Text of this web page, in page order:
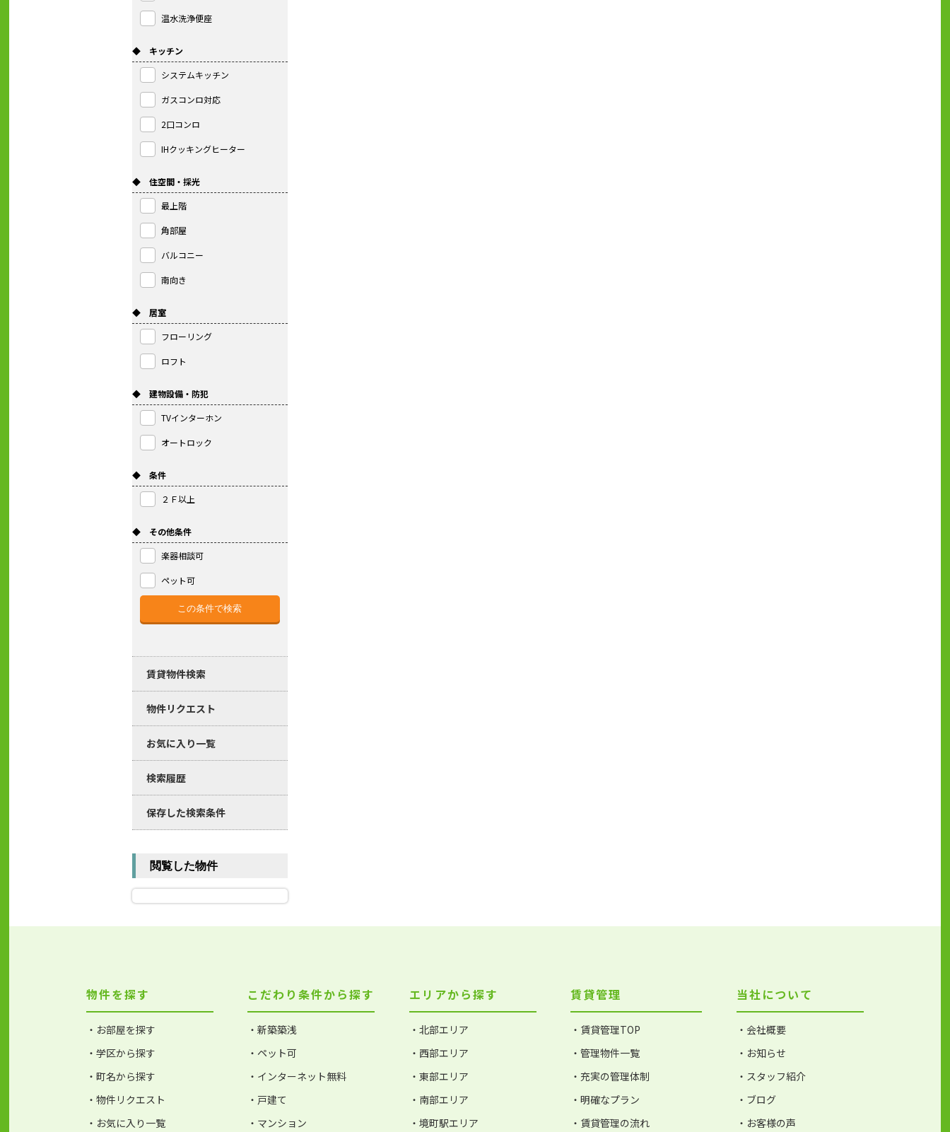
温水洗浄便座
◆ キッチン
システムキッチン
ガスコンロ対応
2口コンロ
IHクッキングヒーター
◆ 住空間・採光
最上階
角部屋
バルコニー
南向き
◆ 居室
フローリング
ロフト
◆ 建物設備・防犯
TVインターホン
オートロック
◆ 条件
２Ｆ以上
◆ その他条件
楽器相談可
ペット可
賃貸物件検索
物件リクエスト
お気に入り一覧
検索履歴
保存した検索条件
閲覧した物件
物件を探す
・お部屋を探す
・学区から探す
・町名から探す
・物件リクエスト
・お気に入り一覧
こだわり条件から探す
・新築築浅
・ペット可
・インターネット無料
・戸建て
・マンション
エリアから探す
・北部エリア
・西部エリア
・東部エリア
・南部エリア
・境町駅エリア
賃貸管理
・賃貸管理TOP
・管理物件一覧
・充実の管理体制
・明確なプラン
・賃貸管理の流れ
当社について
・会社概要
・お知らせ
・スタッフ紹介
・ブログ
・お客様の声